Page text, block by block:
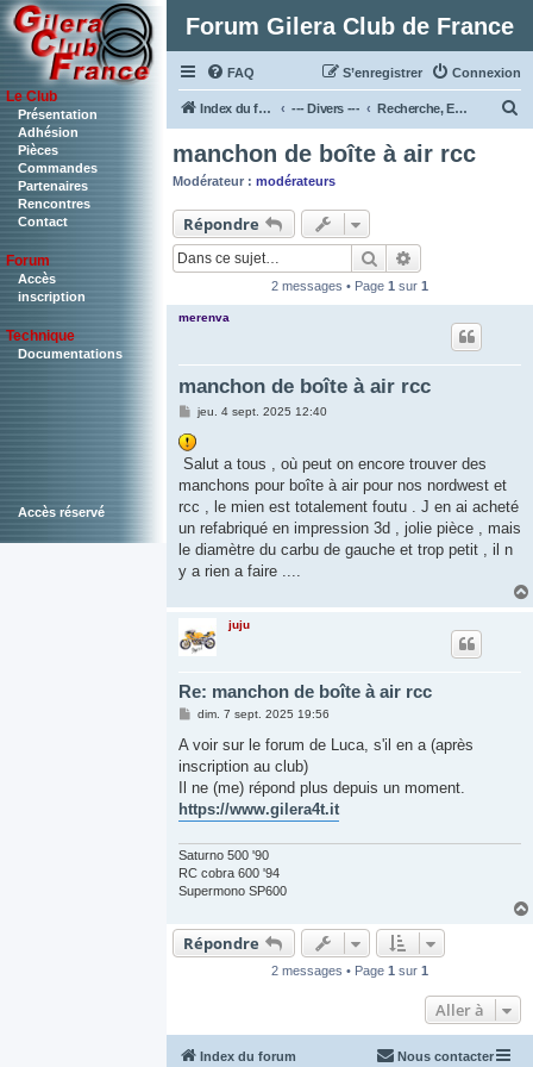
Le Club
Présentation
Adhésion
Pièces
Commandes
Partenaires
Rencontres
Contact
Forum
Accès
inscription
Technique
Documentations
Accès réservé
Forum Gilera Club de France
FAQ Connexion
S’enregistrer
Index du forum --- Divers --- Recherche, Echanges et Ventes de PIECES
h
r
manchon de boîte à air rcc
Modérateur : modérateurs
Répondre
Rechercher
2 messages • Page 1 sur 1
merenva
manchon de boîte à air rcc
M
s
s
a
g
jeu. 4 sept. 2025 12:40
Salut a tous , où peut on encore trouver des
manchons pour boîte à air pour nos nordwest et
rcc , le mien est totalement foutu . J en ai acheté
un refabriqué en impression 3d , jolie pièce , mais
le diamètre du carbu de gauche et trop petit , il n
y a rien a faire ....
juju
Re: manchon de boîte à air rcc
M
s
a
g
dim. 7 sept. 2025 19:56
A voir sur le forum de Luca, s'il en a (après
inscription au club)
Il ne (me) répond plus depuis un moment.
https://www.gilera4t.it
Saturno 500 '90
RC cobra 600 '94
Supermono SP600
Répondre
2 messages • Page 1 sur 1
Aller à
Index du forum Nous contacter